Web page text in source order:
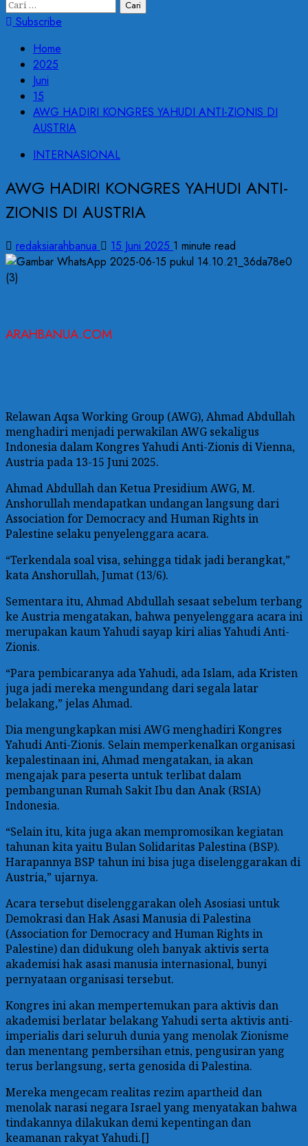
Cari
untuk:
Subscribe
Home
2025
Juni
15
AWG HADIRI KONGRES YAHUDI ANTI-ZIONIS DI
AUSTRIA
INTERNASIONAL
AWG HADIRI KONGRES YAHUDI ANTI-
ZIONIS DI AUSTRIA
redaksiarahbanua 15 Juni 2025 1 minute read
ARAHBANUA.COM
Relawan Aqsa Working Group (AWG), Ahmad Abdullah
menghadiri menjadi perwakilan AWG sekaligus
Indonesia dalam Kongres Yahudi Anti-Zionis di Vienna,
Austria pada 13-15 Juni 2025.
Ahmad Abdullah dan Ketua Presidium AWG, M.
Anshorullah mendapatkan undangan langsung dari
Association for Democracy and Human Rights in
Palestine selaku penyelenggara acara.
“Terkendala soal visa, sehingga tidak jadi berangkat,”
kata Anshorullah, Jumat (13/6).
Sementara itu, Ahmad Abdullah sesaat sebelum terbang
ke Austria mengatakan, bahwa penyelenggara acara ini
merupakan kaum Yahudi sayap kiri alias Yahudi Anti-
Zionis.
“Para pembicaranya ada Yahudi, ada Islam, ada Kristen
juga jadi mereka mengundang dari segala latar
belakang,” jelas Ahmad.
Dia mengungkapkan misi AWG menghadiri Kongres
Yahudi Anti-Zionis. Selain memperkenalkan organisasi
kepalestinaan ini, Ahmad mengatakan, ia akan
mengajak para peserta untuk terlibat dalam
pembangunan Rumah Sakit Ibu dan Anak (RSIA)
Indonesia.
“Selain itu, kita juga akan mempromosikan kegiatan
tahunan kita yaitu Bulan Solidaritas Palestina (BSP).
Harapannya BSP tahun ini bisa juga diselenggarakan di
Austria,” ujarnya.
Acara tersebut diselenggarakan oleh Asosiasi untuk
Demokrasi dan Hak Asasi Manusia di Palestina
(Association for Democracy and Human Rights in
Palestine) dan didukung oleh banyak aktivis serta
akademisi hak asasi manusia internasional, bunyi
pernyataan organisasi tersebut.
Kongres ini akan mempertemukan para aktivis dan
akademisi berlatar belakang Yahudi serta aktivis anti-
imperialis dari seluruh dunia yang menolak Zionisme
dan menentang pembersihan etnis, pengusiran yang
terus berlangsung, serta genosida di Palestina.
Mereka mengecam realitas rezim apartheid dan
menolak narasi negara Israel yang menyatakan bahwa
tindakannya dilakukan demi kepentingan dan
keamanan rakyat Yahudi.[]